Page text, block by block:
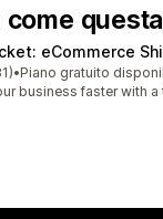
questa
eCommerce
su 5
totali
•Piano gratuito
business faster with